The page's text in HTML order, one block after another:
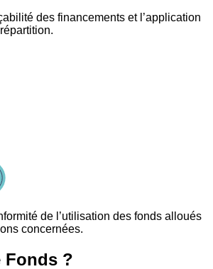
des financements et l’application
de l’utilisation des fonds alloués
concernées.
Fonds ?